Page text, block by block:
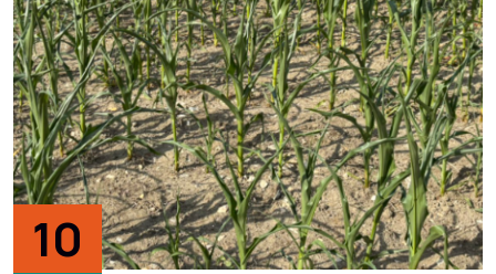
10